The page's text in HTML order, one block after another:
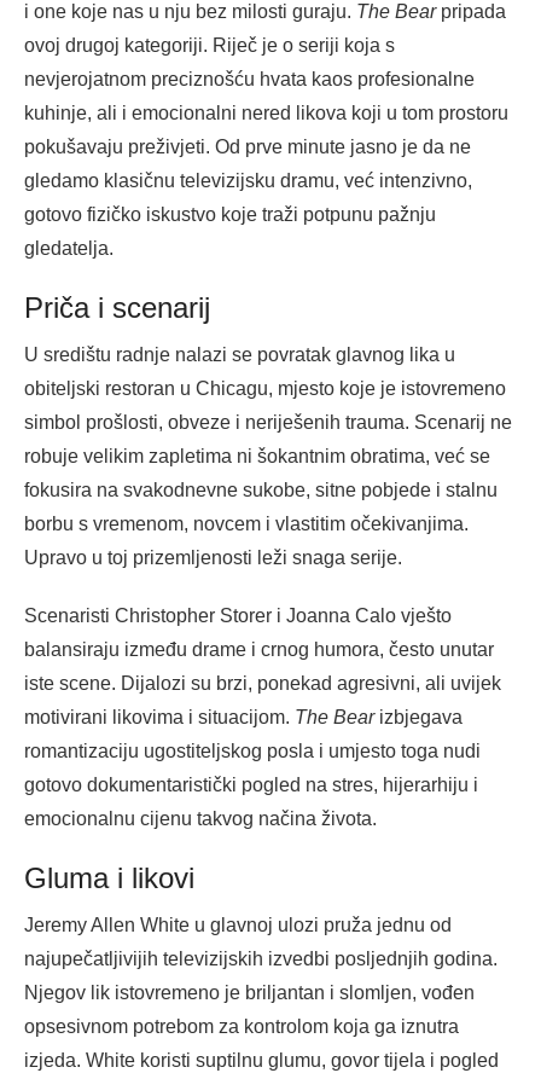
i one koje nas u nju bez milosti guraju. The Bearpripada
ovoj drugoj kategoriji. Riječ je o seriji koja s
nevjerojatnom preciznošću hvata kaos profesionalne
kuhinje, ali i emocionalni nered likova koji u tom prostoru
pokušavaju preživjeti. Od prve minute jasno je da ne
gledamo klasičnu televizijsku dramu, već intenzivno,
gotovo fizičko iskustvo koje traži potpunu pažnju
gledatelja.
Priča i scenarij
U središtu radnje nalazi se povratak glavnog lika u
obiteljski restoran u Chicagu, mjesto koje je istovremeno
simbol prošlosti, obveze i neriješenih trauma. Scenarij ne
robuje velikim zapletima ni šokantnim obratima, već se
fokusira na svakodnevne sukobe, sitne pobjede i stalnu
borbu s vremenom, novcem i vlastitim očekivanjima.
Upravo u toj prizemljenosti leži snaga serije.
Scenaristi Christopher Storer i Joanna Calo vješto
balansiraju između drame i crnog humora, često unutar
iste scene. Dijalozi su brzi, ponekad agresivni, ali uvijek
motivirani likovima i situacijom. The Bearizbjegava
romantizaciju ugostiteljskog posla i umjesto toga nudi
gotovo dokumentaristički pogled na stres, hijerarhiju i
emocionalnu cijenu takvog načina života.
Gluma i likovi
Jeremy Allen White u glavnoj ulozi pruža jednu od
najupečatljivijih televizijskih izvedbi posljednjih godina.
Njegov lik istovremeno je briljantan i slomljen, vođen
opsesivnom potrebom za kontrolom koja ga iznutra
izjeda. White koristi suptilnu glumu, govor tijela i pogled